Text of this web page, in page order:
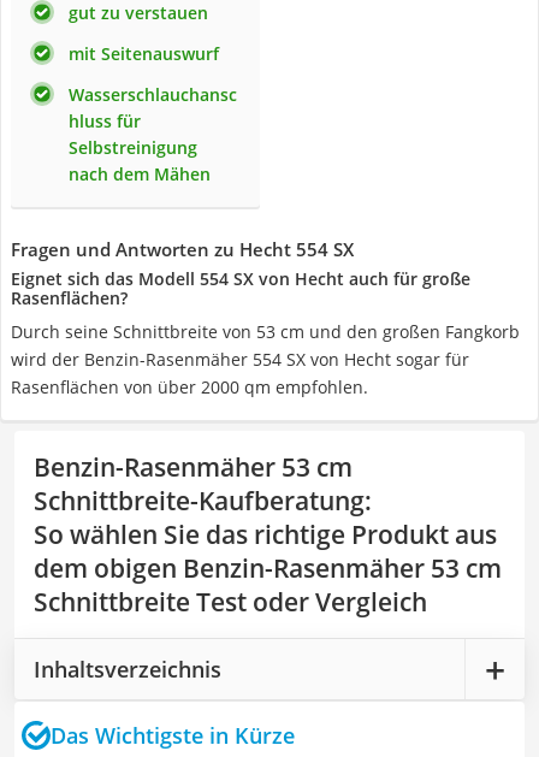
gut zu verstauen
mit Seitenauswurf
Wasserschlauchansc
hluss für
Selbstreinigung
nach dem Mähen
Fragen und Antworten zu Hecht 554 SX
Eignet sich das Modell 554 SX von Hecht auch für große
Rasenflächen?
Durch seine Schnittbreite von 53 cm und den großen Fangkorb
wird der Benzin-Rasenmäher 554 SX von Hecht sogar für
Rasenflächen von über 2000 qm empfohlen.
Benzin-Rasenmäher 53 cm
Schnittbreite-Kaufberatung:
So wählen Sie das richtige Produkt aus
dem obigen Benzin-Rasenmäher 53 cm
Schnittbreite Test oder Vergleich
Inhaltsverzeichnis
Das Wichtigste in Kürze